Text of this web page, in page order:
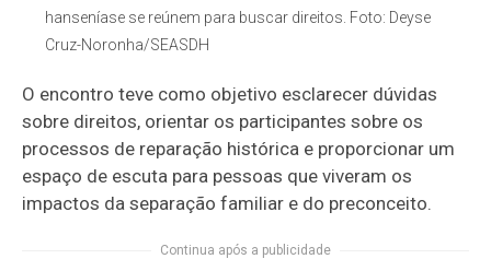
hanseníase se reúnem para buscar direitos. Foto: Deyse
Cruz-Noronha/SEASDH
O encontro teve como objetivo esclarecer dúvidas
sobre direitos, orientar os participantes sobre os
processos de reparação histórica e proporcionar um
espaço de escuta para pessoas que viveram os
impactos da separação familiar e do preconceito.
Continua após a publicidade